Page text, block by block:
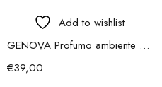
Add to wishlist
GENOVA Profumo ambiente 200ml
€39,00